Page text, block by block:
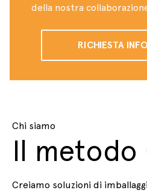
della nostra
RICHIESTA
Chi siamo
Il metodo
Creiamo soluzioni di